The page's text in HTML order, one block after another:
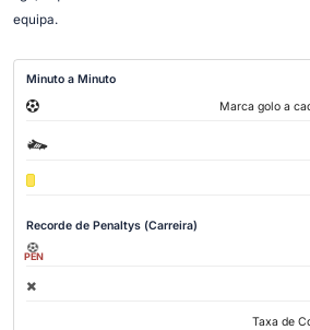
equipa.
Minuto a Minuto
Marca golo a
Recorde de Penaltys (Carreira)
PEN
Taxa de